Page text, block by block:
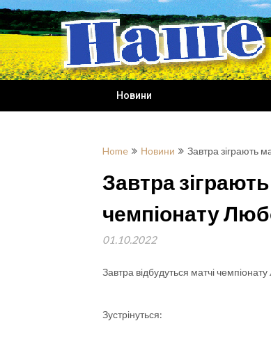
Skip
to
content
Новини
Home Новини Завтра зіграють
Завтра
чемпіонату
01.10.2022
Завтра відбудуться матчі
Зустрінуться: